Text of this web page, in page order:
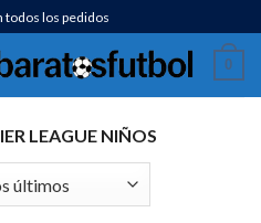
todos los pedidos
0
LEAGUE NIÑOS